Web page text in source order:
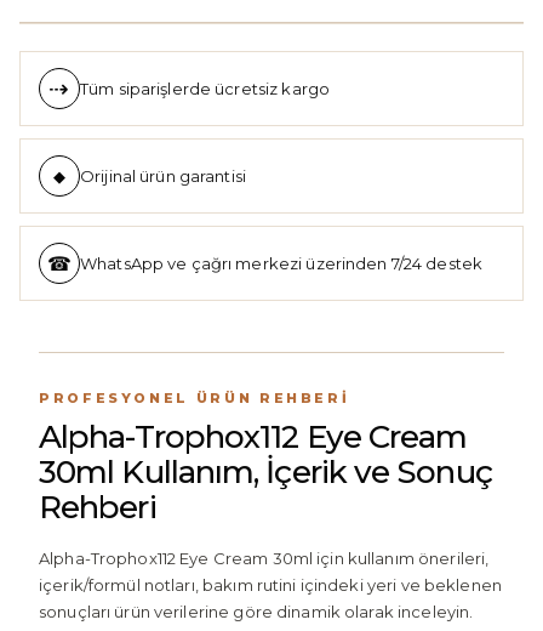
Tüm siparişlerde ücretsiz kargo
Orijinal ürün garantisi
WhatsApp ve çağrı merkezi üzerinden 7/24 destek
PROFESYONEL ÜRÜN REHBERI
Alpha-Trophox112 Eye Cream
30ml Kullanım, İçerik ve Sonuç
Rehberi
Alpha-Trophox112 Eye Cream 30ml için kullanım önerileri,
içerik/formül notları, bakım rutini içindeki yeri ve beklenen
sonuçları ürün verilerine göre dinamik olarak inceleyin.